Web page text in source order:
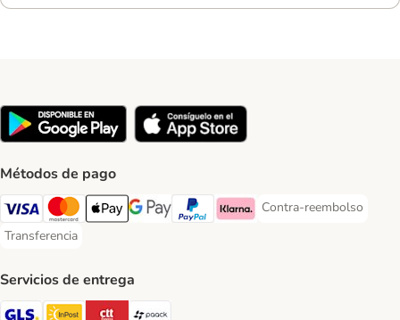
Métodos de pago
Visa Payment Method
Mastercard Payment Method
Apple Pay Payment Method
Google Pay Payment Method
PayPal Payment Method
Klarna Payment Method
Contra-reembolso
Contra-reembolso
Transferencia
Transferencia Payment Method
Servicios de entrega
GLS Shipping Method
InPost Shipping Method
CTTExpress Shipping Method
paack Shipping Method